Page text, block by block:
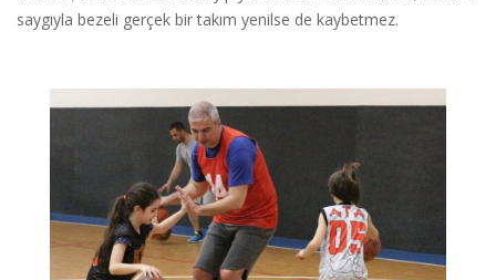
saygıyla bezeli gerçek bir takım yenilse de kaybetmez.